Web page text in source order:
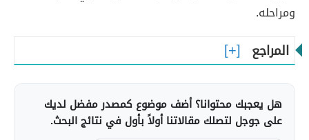
ومراحله.
المراجع
هل يعجبك محتوانا؟ أضف موضوع كمصدر مفضل لديك
على جوجل لتصلك مقالاتنا أولاً بأول في نتائج البحث.